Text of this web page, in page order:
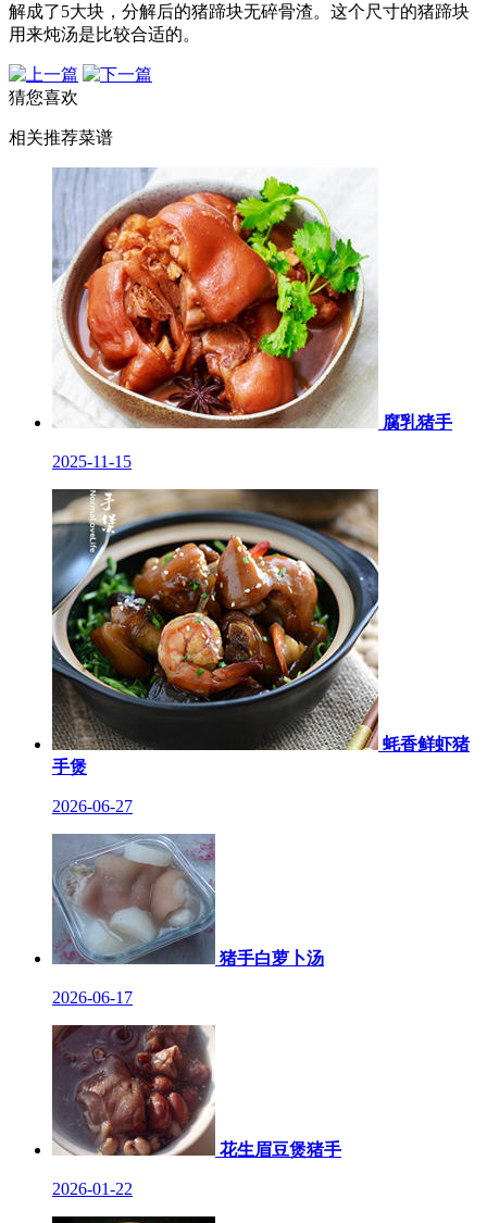
解成了5大块，分解后的猪蹄块无碎骨渣。这个尺寸的猪蹄块
用来炖汤是比较合适的。
猜您喜欢
相关推荐菜谱
腐乳猪手
2025-11-15
蚝香鲜虾猪
手煲
2026-06-27
猪手白萝卜汤
2026-06-17
花生眉豆煲猪手
2026-01-22